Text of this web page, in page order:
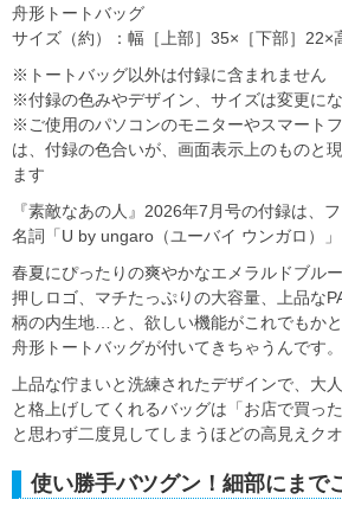
舟形トートバッグ
サイズ（約）：幅［上部］35×［下部］22×
※トートバッグ以外は付録に含まれません
※付録の色みやデザイン、サイズは変更に
※ご使用のパソコンのモニターやスマート
は、付録の色合いが、画面表示上のものと
ます
『素敵なあの人』2026年7月号の付録は、
名詞「U by ungaro（ユーバイ ウンガロ）」
春夏にぴったりの爽やかなエメラルドブル
押しロゴ、マチたっぷりの大容量、上品な
柄の内生地…と、欲しい機能がこれでもか
舟形トートバッグが付いてきちゃうんです。
上品な佇まいと洗練されたデザインで、大
と格上げしてくれるバッグは「お店で買っ
と思わず二度見してしまうほどの高見えクオ
使い勝手バツグン！細部にまで